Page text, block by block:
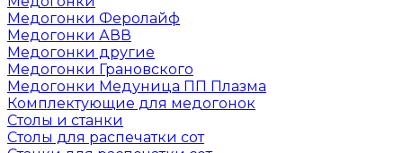
Медогонки Феролайф
Медогонки АВВ
Медогонки другие
Медогонки Грановского
Медогонки Медуница ПП Плазма
Комплектующие для медогонок
Столы и станки
Столы для распечатки сот